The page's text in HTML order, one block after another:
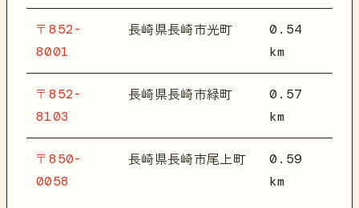
〒852-
8001
長崎県長崎市光町
0.54
km
〒852-
8103
長崎県長崎市緑町
0.57
km
〒850-
0058
長崎県長崎市尾上町
0.59
km